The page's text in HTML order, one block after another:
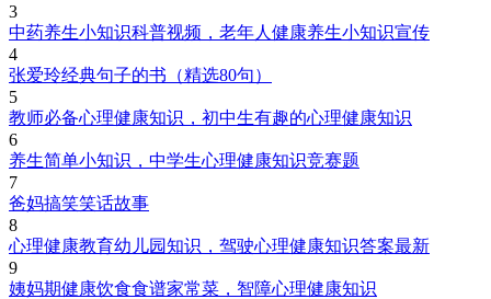
3
中药养生小知识科普视频，老年人健康养生小知识宣传
4
张爱玲经典句子的书（精选80句）
5
教师必备心理健康知识，初中生有趣的心理健康知识
6
养生简单小知识，中学生心理健康知识竞赛题
7
爸妈搞笑笑话故事
8
心理健康教育幼儿园知识，驾驶心理健康知识答案最新
9
姨妈期健康饮食食谱家常菜，智障心理健康知识